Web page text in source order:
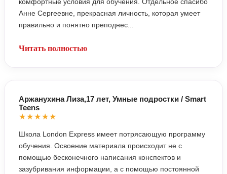
Анне Сергеевне, прекрасная личность, которая умеет
правильно и понятно преподнес...
Читать полностью
Аржанухина Лиза,17 лет, Умные подростки / Smart
Teens
★★★★★
Школа London Express имеет потрясающую программу
обучения. Освоение материала происходит не с
помощью бесконечного написания конспектов и
зазубривания информации, а с помощью постоянной